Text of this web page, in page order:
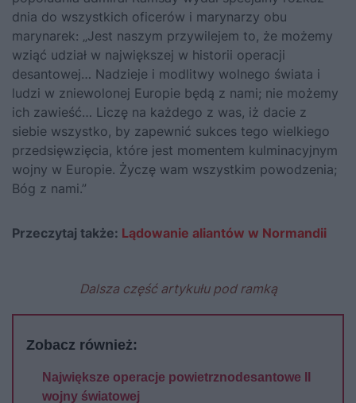
dnia do wszystkich oficerów i marynarzy obu
marynarek: „Jest naszym przywilejem to, że możemy
wziąć udział w największej w historii operacji
desantowej… Nadzieje i modlitwy wolnego świata i
ludzi w zniewolonej Europie będą z nami; nie możemy
ich zawieść… Liczę na każdego z was, iż dacie z
siebie wszystko, by zapewnić sukces tego wielkiego
przedsięwzięcia, które jest momentem kulminacyjnym
wojny w Europie. Życzę wam wszystkim powodzenia;
Bóg z nami.”
Przeczytaj także: Lądowanie aliantów w Normandii
Dalsza część artykułu pod ramką
Zobacz również:
Największe operacje powietrznodesantowe II
wojny światowej